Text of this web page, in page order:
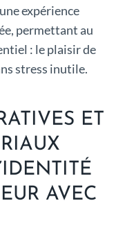
expérience
permettant au
: le plaisir de
stress inutile.
ET
AVEC